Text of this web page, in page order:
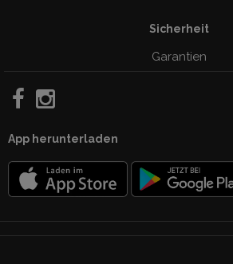
Sicherheit
Garantien
App herunterladen